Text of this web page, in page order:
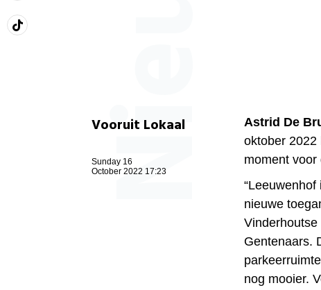
Vooruit Lokaal
Sunday 16
October 2022 17:23
Astrid De
oktober 2022
moment voor
nieuwe
Gentenaars.
nog mooier.